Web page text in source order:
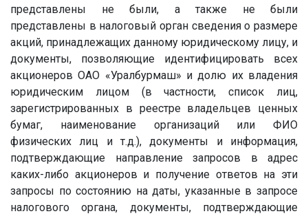
представлены не были, а также не были
представлены в налоговый орган сведения о размере
акций, принадлежащих данному юридическому лицу, и
документы, позволяющие идентифицировать всех
акционеров ОАО «Уралбурмаш» и долю их владения
юридическим лицом (в частности, список лиц,
зарегистрированных в реестре владельцев ценных
бумаг, наименование организаций или ФИО
физических лиц и т.д.), документы и информация,
подтверждающие направление запросов в адрес
каких-либо акционеров и получение ответов на эти
запросы по состоянию на даты, указанные в запросе
налогового органа, документы, подтверждающие